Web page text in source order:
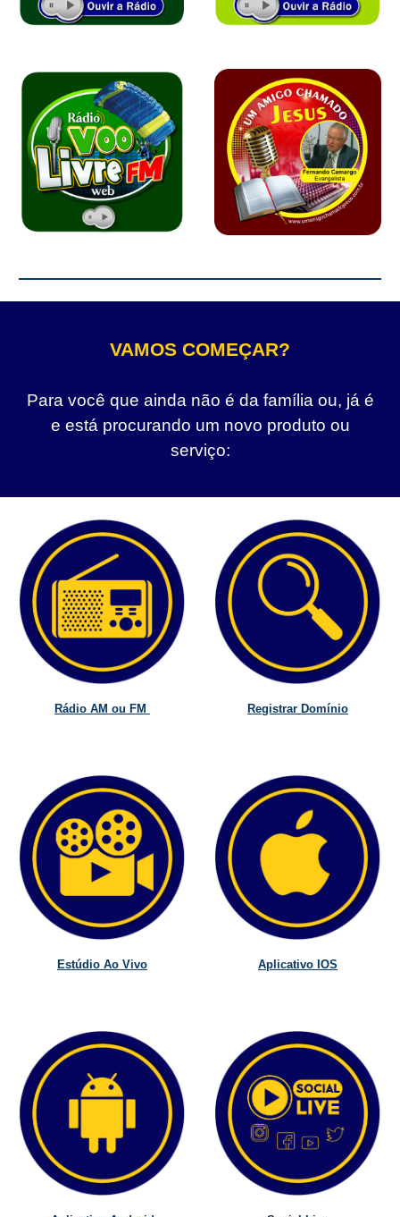
VAMOS COMEÇAR?
Para você que ainda não é da família ou, já é
e está procurando um novo produto ou
serviço:
Rádio AM ou FM Registrar Domínio
Estúdio Ao Vivo Aplicativo IOS